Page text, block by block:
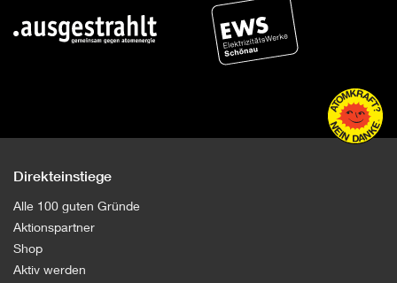
Direkteinstiege
Alle 100 guten Gründe
Aktionspartner
Shop
Aktiv werden